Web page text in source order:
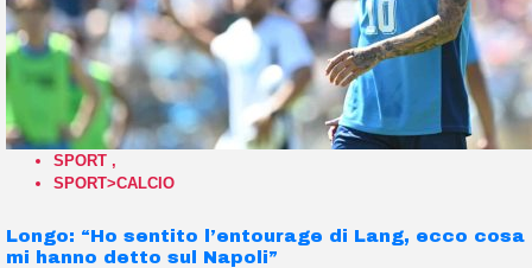
SPORT ,
SPORT>CALCIO
Longo: “Ho sentito l’entourage di Lang, ecco cosa
mi hanno detto sul Napoli”